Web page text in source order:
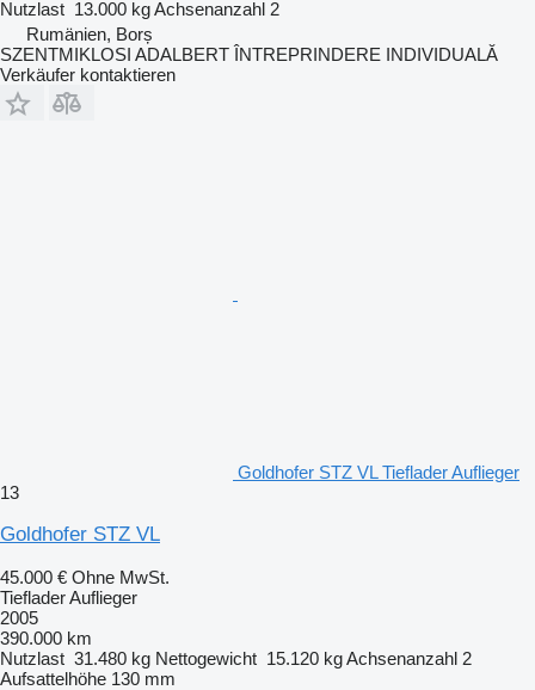
Nutzlast 13.000 kgAchsenanzahl 2
Rumänien, Borș
SZENTMIKLOSI ADALBERT ÎNTREPRINDERE INDIVIDUALĂ
Verkäufer kontaktieren
Goldhofer STZ VL Tieflader Auflieger
13
Goldhofer STZ VL
45.000 € Ohne MwSt.
Tieflader Auflieger
2005
390.000 km
Nutzlast 31.480 kg Nettogewicht 15.120 kgAchsenanzahl 2
Aufsattelhöhe 130 mm